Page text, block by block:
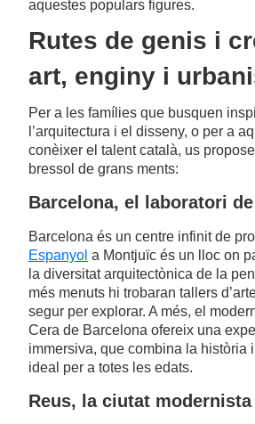
aquestes populars figures.
Rutes de genis i
art, enginy i
Per a les famílies que busquen
l’arquitectura i el disseny, o per a
conèixer el talent català, us
bressol de grans ments:
Barcelona, el laboratori
Barcelona és un centre infinit de
Espanyol a Montjuïc és un lloc on
la diversitat arquitectònica de la
més menuts hi trobaran tallers
segur per explorar. A més, el
Cera de Barcelona ofereix una
immersiva, que combina la història
ideal per a totes les edats.
Reus, la ciutat modernista